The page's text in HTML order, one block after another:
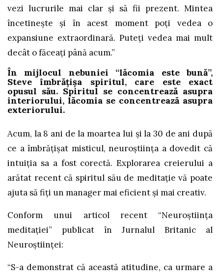
vezi lucrurile mai clar și să fii prezent. Mintea
încetinește și în acest moment poți vedea o
expansiune extraordinară. Puteți vedea mai mult
decât o făceați până acum.”
În mijlocul nebuniei “lăcomia este bună”,
Steve îmbrățișa spiritul, care este exact
opusul său. Spiritul se concentrează asupra
interiorului, lăcomia se concentrează asupra
exteriorului.
Acum, la 8 ani de la moartea lui și la 30 de ani după
ce a îmbrățișat misticul, neuroștiința a dovedit că
intuiția sa a fost corectă. Explorarea creierului a
arătat recent că spiritul său de meditație vă poate
ajuta să fiți un manager mai eficient și mai creativ.
Conform unui articol recent “Neuroștiința
meditației” publicat în Jurnalul Britanic al
Neuroștiinței:
“S-a demonstrat că această atitudine, ca urmare a